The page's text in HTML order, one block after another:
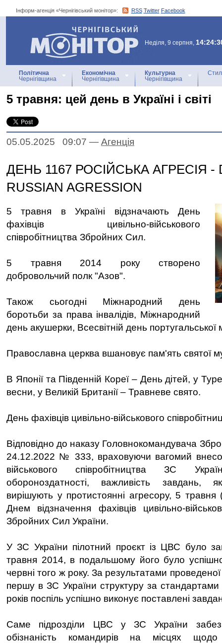
Інформ-агенція «Чернігівський монітор»: RSS Twitter Facebook
Інформ-агенція
«Чернігівський монітор»
Неділя, 9 серпня,
Політична
Чернігівщина
Економічна
Чернігівщина
Культурна
Чернігівщина
5 травня: цей день в Україні і світі
05.05.2025 09:07 — Агенцiя
ДЕНЬ 1167 РОСІЙСЬКА АГРЕСІЯ -
RUSSIAN AGRESSION
5 травня в Україні відзначають День
фахівців цивільно-військового
співробітництва Збройних Сил.
5 травня 2014 року створено
добровольчий полк "Азов".
Також сьогодні Міжнародний день
боротьби за права інвалідів, Міжнародний
день акушерки, Всесвітній день португальської
Православна церква вшановує пам'ять святої
В Японії та Південній Кореї – День дітей, у
весни, у Великій Британії – Травневе свято.
День фахівців цивільно-військового
Відповідно до наказу Головнокомандувача
24.12.2022 № 333, враховуючи вагомий
військового співробітництва ЗС
обороноздатності, важливість завдань,
вирішують у протистоянні агресору, 5
Днем відзначення фахівців цивільно-
Збройних Сил України.
У ЗС України пілотний проєкт із ЦВС було
травня 2014, в подальшому його було
червні того ж року. За результатами
першу в ЗС України структуру за
років поспіль успішно виконує поставлені
Саме підрозділи ЦВС у ЗС України
обізнаність командирів на місцях щодо